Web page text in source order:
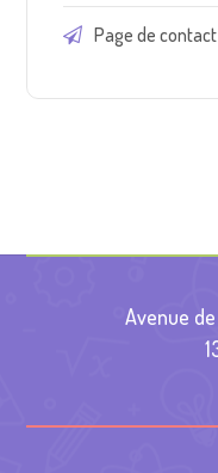
Page de contact
Avenue